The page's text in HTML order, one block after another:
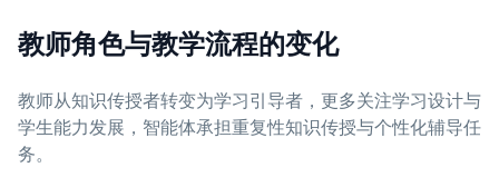
教师角色与教学流程的变化
教师从知识传授者转变为学习引导者，更多关注学习设计与
学生能力发展，智能体承担重复性知识传授与个性化辅导任
务。